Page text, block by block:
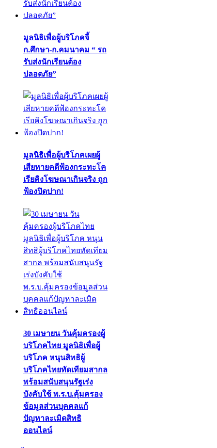
มูลนิธิเพื่อผู้บริโภคจี้
ก.ศึกษา-ก.คมนาคม “ รถ
รับส่งนักเรียนต้อง
ปลอดภัย”
มูลนิธิเพื่อผู้บริโภคเผยผู้
เสียหายคดีฟ้องกระทะโค
เรียคิงโฆษณาเกินจริง ถูก
ฟ้องปิดปาก!
30 เมษายน วันคุ้มครองผู้
บริโภคไทย มูลนิธิเพื่อผู้
บริโภค หนุนสิทธิผู้
บริโภคไทยทัดเทียมสากล
พร้อมสนับสนุนรัฐเร่ง
บังคับใช้ พ.ร.บ.คุ้มครอง
ข้อมูลส่วนบุคคลแก้
ปัญหาละเมิดสิทธิ
ออนไลน์